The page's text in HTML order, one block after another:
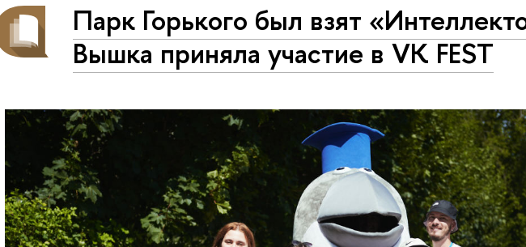
Парк Горького был взят
Вышка приняла участие в VK FEST